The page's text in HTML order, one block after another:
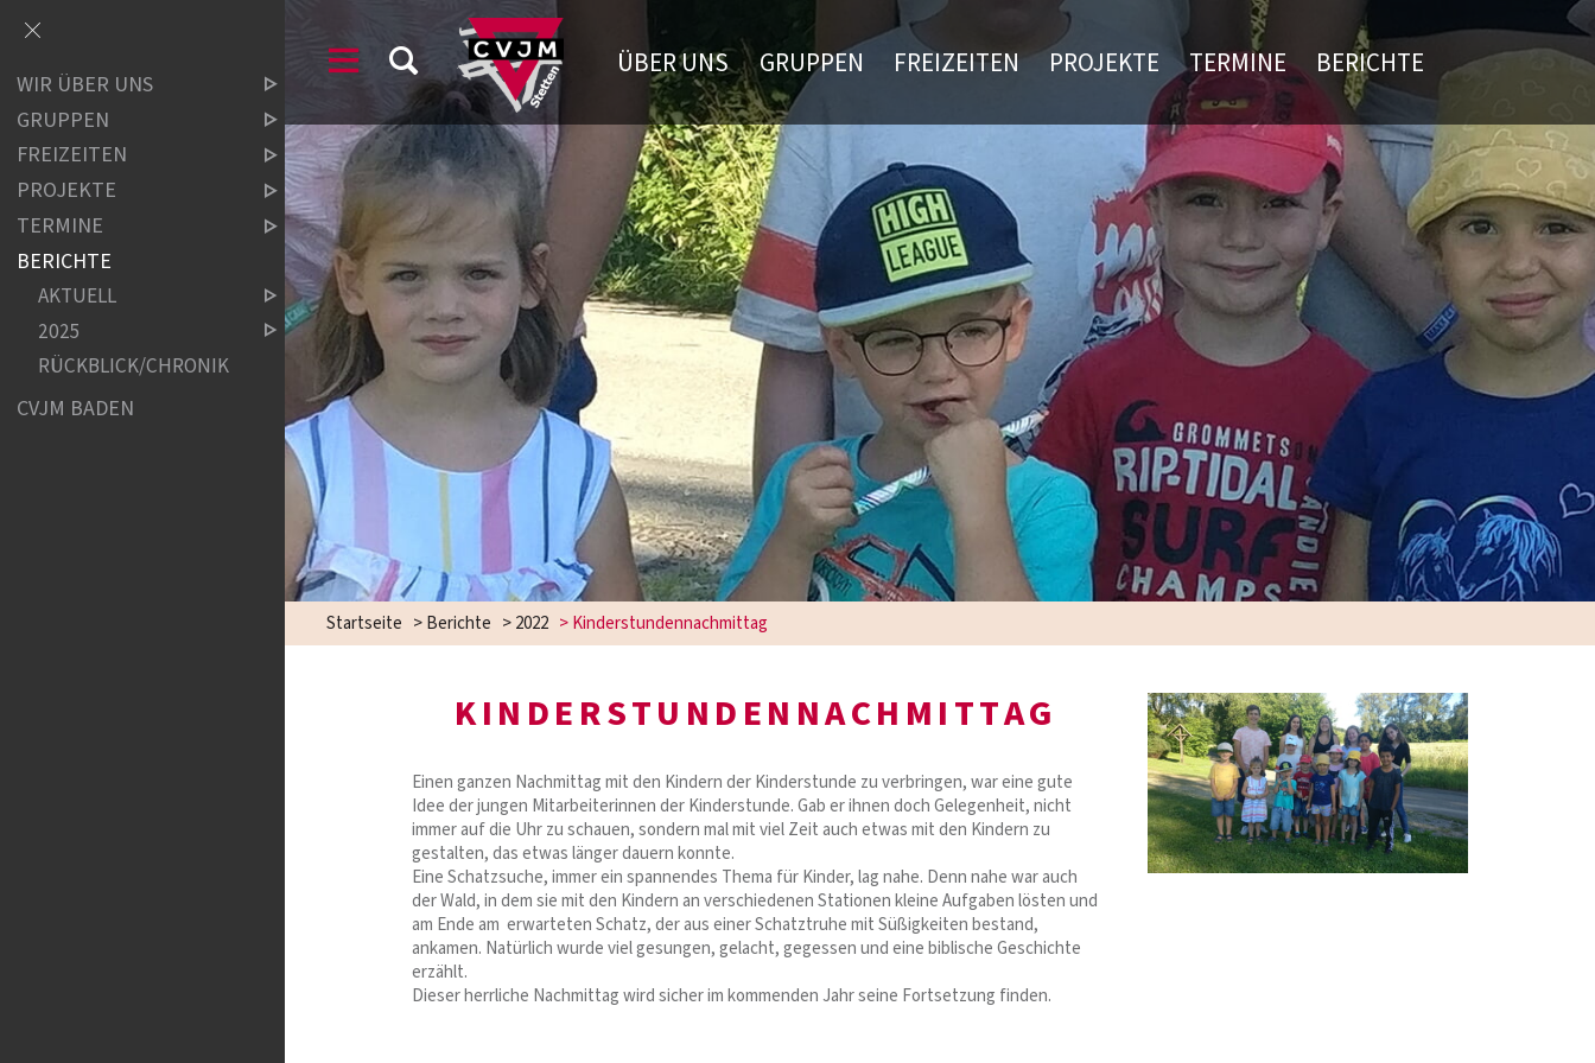
ÜBER UNS GRUPPEN FREIZEITEN PROJEKTE TERMINE BERICHTE
Startseite >Berichte >2022 >Kinderstundennachmittag
KINDERSTUNDENNACHMITTAG
Einen ganzen Nachmittag mit den Kindern der Kinderstunde zu verbringen, war eine gute
Idee der jungen Mitarbeiterinnen der Kinderstunde. Gab er ihnen doch Gelegenheit, nicht
immer auf die Uhr zu schauen, sondern mal mit viel Zeit auch etwas mit den Kindern zu
gestalten, das etwas länger dauern konnte.
Eine Schatzsuche, immer ein spannendes Thema für Kinder, lag nahe. Denn nahe war auch
der Wald, in dem sie mit den Kindern an verschiedenen Stationen kleine Aufgaben lösten und
am Ende am erwarteten Schatz, der aus einer Schatztruhe mit Süßigkeiten bestand,
ankamen. Natürlich wurde viel gesungen, gelacht, gegessen und eine biblische Geschichte
erzählt.
Dieser herrliche Nachmittag wird sicher im kommenden Jahr seine Fortsetzung finden.
WIR ÜBER UNS
GRUPPEN
FREIZEITEN
PROJEKTE
TERMINE
BERICHTE
AKTUELL
2025
RÜCKBLICK/CHRONIK
CVJM BADEN